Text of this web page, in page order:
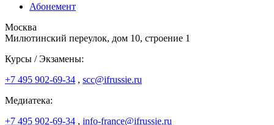
Абонемент
Москва
Милютинский переулок, дом 10, строение 1
Курсы / Экзамены:
+7 495 902-69-34 , scc@ifrussie.ru
Медиатека:
+7 495 902-69-34 , info-france@ifrussie.ru